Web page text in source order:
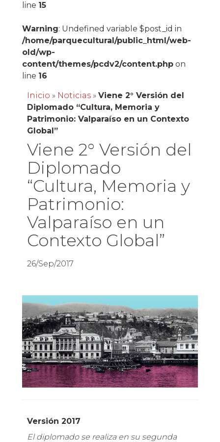
line 15
Warning: Undefined variable $post_id in
/home/parquecultural/public_html/web-
old/wp-
content/themes/pcdv2/content.phpon
line 16
Inicio » Noticias» Viene 2° Versión del
Diplomado “Cultura, Memoria y
Patrimonio: Valparaíso en un Contexto
Global”
Viene 2° Versión del
Diplomado
“Cultura, Memoria y
Patrimonio:
Valparaíso en un
Contexto Global”
26/Sep/2017
Versión 2017
El diplomado se realiza en su segunda